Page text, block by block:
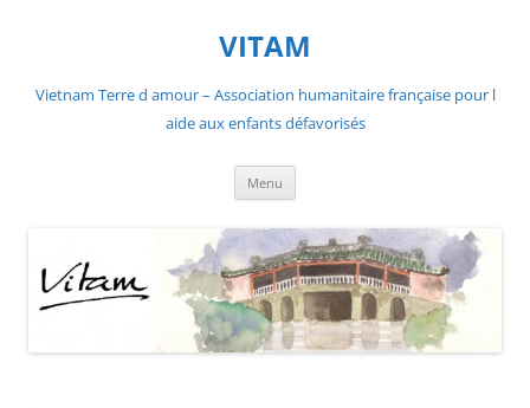
VITAM
Vietnam Terre d amour – Association humanitaire française pour l
aide aux enfants défavorisés
Menu